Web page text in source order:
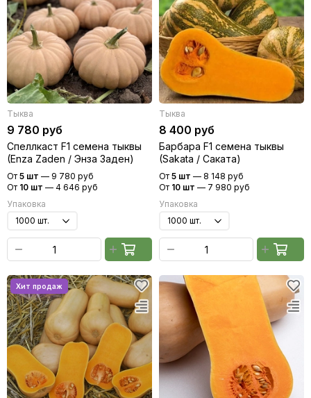
Тыква
9 780 руб
Спеллкаст F1 семена тыквы
(Enza Zaden / Энза Заден)
От 5 шт — 9 780 руб
От 10 шт — 4 646 руб
Упаковка
Тыква
8 400 руб
Барбара F1 семена тыквы
(Sakata / Саката)
От 5 шт — 8 148 руб
От 10 шт — 7 980 руб
Упаковка